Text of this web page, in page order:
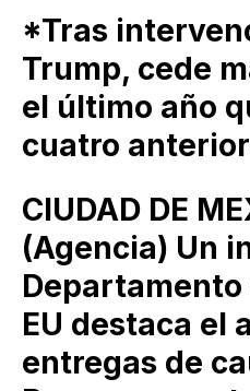
*Tras
Trump, cede
el último año
cuatro
CIUDAD DE
(Agencia) Un
Departamento
EU destaca el
entregas de